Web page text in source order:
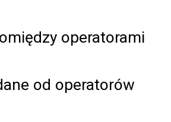
operatorami
od operatorów